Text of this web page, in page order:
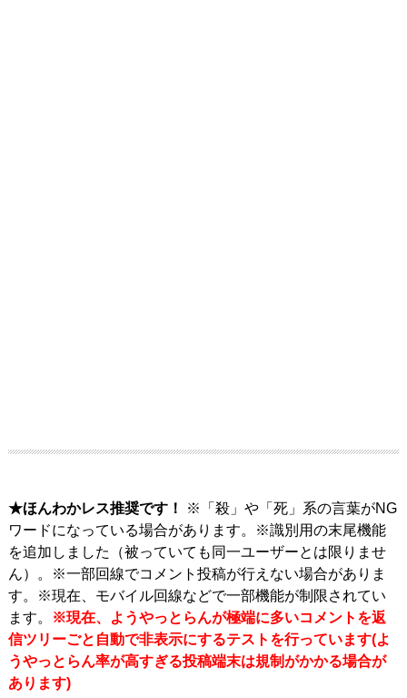
★ほんわかレス推奨です！
※「殺」や「死」系の言葉がNG
ワードになっている場合があります。※識別用の末尾機能
を追加しました（被っていても同一ユーザーとは限りませ
ん）。※一部回線でコメント投稿が行えない場合がありま
す。※現在、モバイル回線などで一部機能が制限されてい
ます。
※現在、ようやっとらんが極端に多いコメントを返
信ツリーごと自動で非表示にするテストを行っています(よ
うやっとらん率が高すぎる投稿端末は規制がかかる場合が
あります)